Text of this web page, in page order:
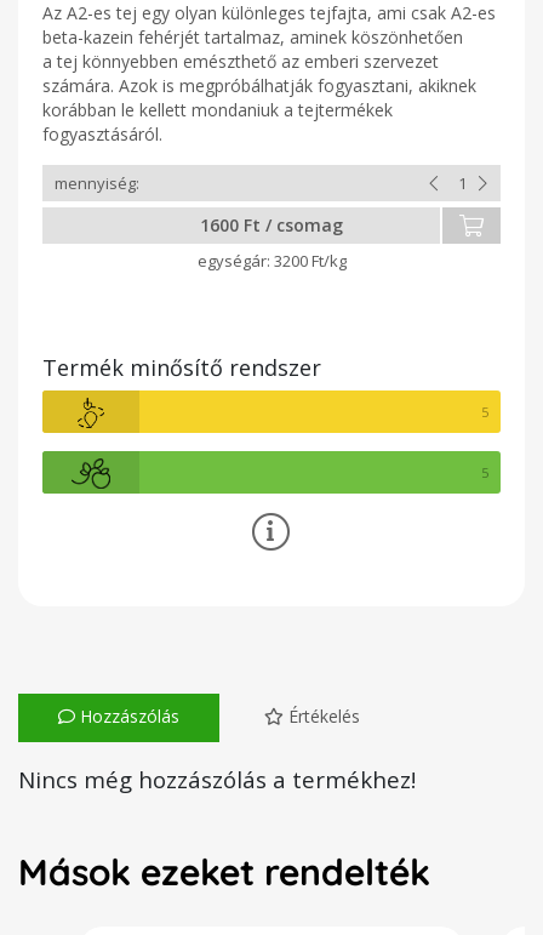
Az A2-es tej egy olyan különleges tejfajta, ami csak A2-es
beta-kazein fehérjét tartalmaz, aminek köszönhetően
a tej könnyebben emészthető az emberi szervezet
számára. Azok is megpróbálhatják fogyasztani, akiknek
korábban le kellett mondaniuk a tejtermékek
fogyasztásáról.
1600 Ft / csomag
3200 Ft/kg
Termék minősítő rendszer
5
5
Hozzászólás Értékelés
Nincs még hozzászólás a termékhez!
Mások ezeket rendelték